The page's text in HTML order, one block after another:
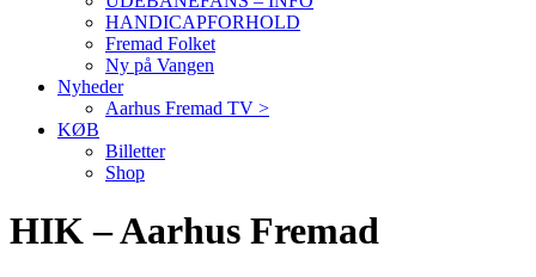
HANDICAPFORHOLD
Fremad Folket
Ny på Vangen
Nyheder
Aarhus Fremad TV >
KØB
Billetter
Shop
HIK – Aarhus Fremad